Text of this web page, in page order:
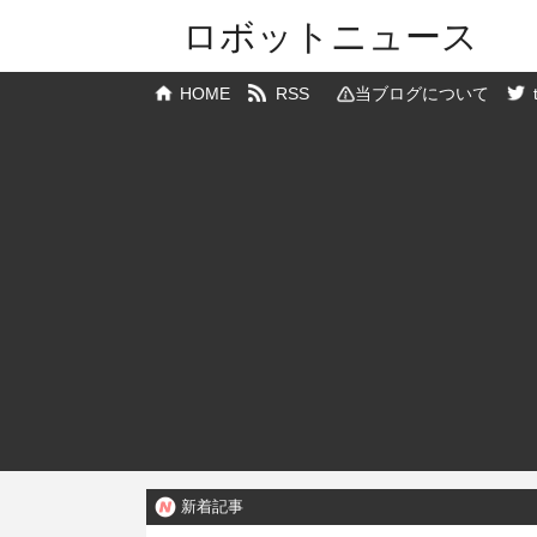
ロボットニュース
HOME RSS 当ブログについて
新着記事